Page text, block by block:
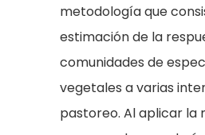
metodología que
estimación de la
comunidades de
vegetales a varias
pastoreo. Al aplicar la